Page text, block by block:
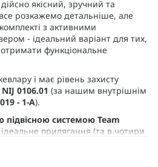
якісний, зручний та
розкажемо детальніше, але
з активними
- ідеальний варіант для тих,
функціональне
і має рівень захисту
NIJ 0106.01 (за нашим внутрішнім
- 1-А).
підвісною системою Team
прилягання (та в чотири
у звичайних
шолом сидів максимально